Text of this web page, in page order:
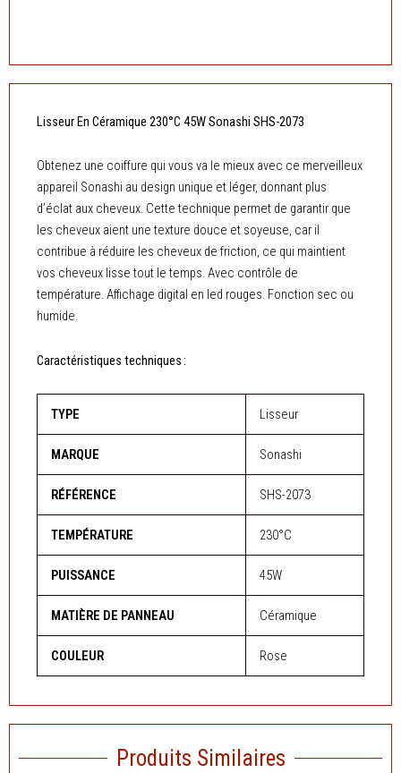
Lisseur En Céramique 230°C 45W Sonashi SHS-2073
Obtenez une coiffure qui vous va le mieux avec ce merveilleux
appareil Sonashi au design unique et léger, donnant plus
d’éclat aux cheveux. Cette technique permet de garantir que
les cheveux aient une texture douce et soyeuse, car il
contribue à réduire les cheveux de friction, ce qui maintient
vos cheveux lisse tout le temps. Avec contrôle de
température. Affichage digital en led rouges. Fonction sec ou
humide.
Caractéristiques techniques :
TYPE Lisseur
MARQUE Sonashi
RÉFÉRENCE SHS-2073
TEMPÉRATURE 230°C
PUISSANCE 45W
MATIÈRE DE PANNEAU Céramique
COULEUR Rose
Produits Similaires